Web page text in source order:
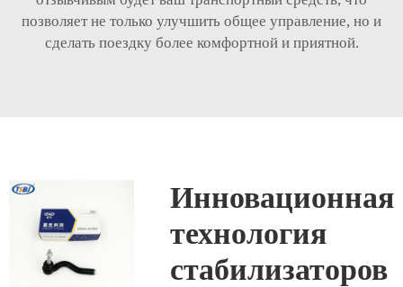
позволяет не только улучшить общее управление, но и
сделать поездку более комфортной и приятной.
Инновационная
технология
стабилизаторов